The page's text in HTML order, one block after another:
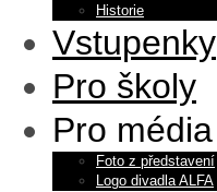
Historie
Vstupenky
Pro školy
Pro média
Foto z představení
Logo divadla ALFA